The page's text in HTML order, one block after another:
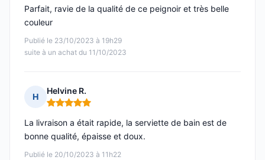
Publié le 23/10/2023 à 19h29
suite à un achat du 11/10/2023
Parfait, ravie de la qualité de ce peignoir et très belle
couleur
H
Helvine R.
Note : 5 sur 5
Publié le 20/10/2023 à 11h22
La livraison a était rapide, la serviette de bain est de
bonne qualité, épaisse et doux.